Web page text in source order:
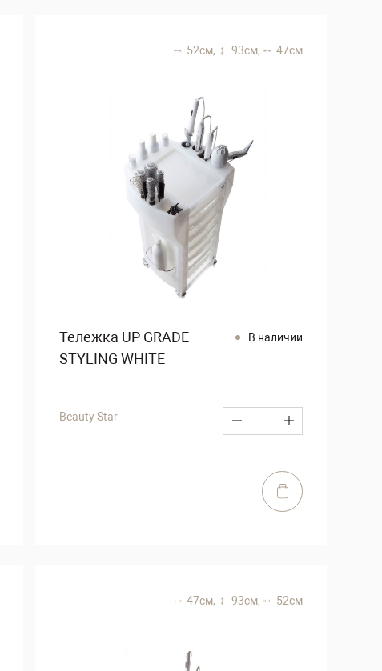
52 см, 93 см, 47 см
Тележка UP GRADE
STYLING WHITE
В наличии
Beauty Star
47 см, 93 см, 52 см